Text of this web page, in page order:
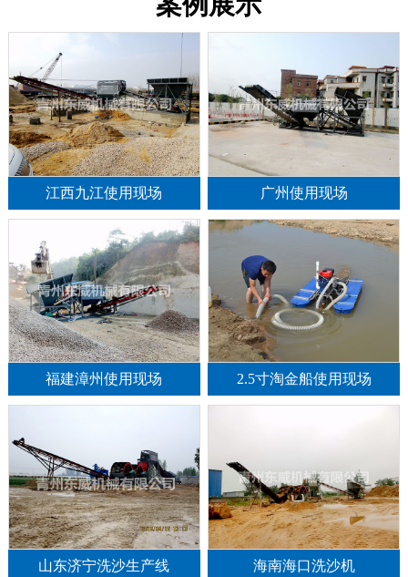
江西九江使用现场 广州使用现场
福建漳州使用现场 2.5寸淘金船使用现场
山东济宁洗沙生产线 海南海口洗沙机